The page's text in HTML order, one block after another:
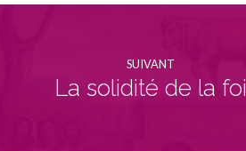
SUIVANT
La solidité de la foi